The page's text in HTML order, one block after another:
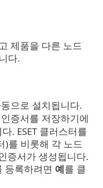
제품을 다른 노드
다.
으로 설치됩니다.
증서를 저장하기에
. ESET 클러스터를
)를 비롯해 각 노드
증서가 생성됩니다.
등록하려면 예를 클